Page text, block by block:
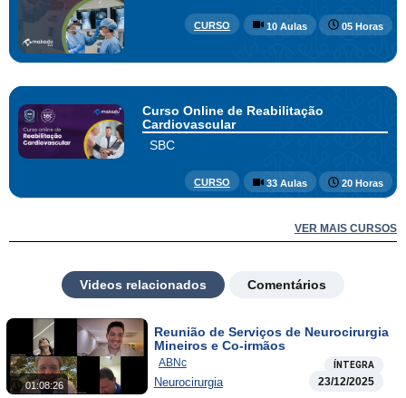
CURSO 10 Aulas 05 Horas
Curso Online de Reabilitação
Cardiovascular
SBC
CURSO 33 Aulas 20 Horas
VER MAIS CURSOS
Videos relacionados Comentários
01:08:26
Reunião de Serviços de Neurocirurgia
Mineiros e Co-irmãos
ABNc ÍNTEGRA
Neurocirurgia 23/12/2025